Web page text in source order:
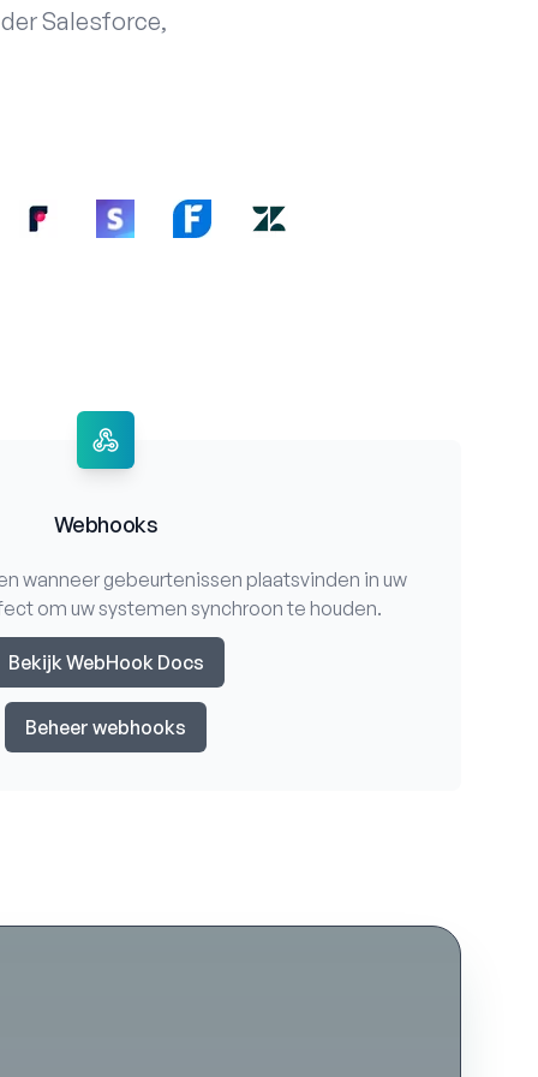
Salesforce,
Webhooks
wanneer gebeurtenissen plaatsvinden in uw
om uw systemen synchroon te houden.
Bekijk WebHook Docs
Beheer webhooks